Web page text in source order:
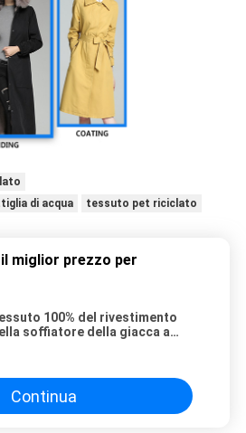
di acqua
tessuto pet riciclato
miglior prezzo per
100% del rivestimento
soffiatore della giacca a
naturale della saia del
50X75
Continua